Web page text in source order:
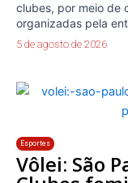
clubes, por meio de
organizadas pela
5 de agosto de 2026
Esportes
Vôlei: São